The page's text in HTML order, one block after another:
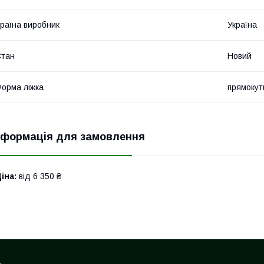
виробник Україна
Новий
ліжка
для замовлення
від 6 350 ₴